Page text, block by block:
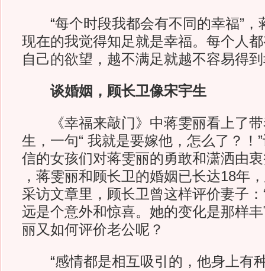
“每个时段我都会有不同的幸福”，
现在的我觉得知足就是幸福。每个人
自己的欲望，越不满足就越不容易得到
谈婚姻，顾长卫像宋宇生
《幸福来敲门》中蒋雯丽看上了带
生，一句“ 我就是要嫁他，怎么了？！
信的女孩们对蒋雯丽的勇敢和潇洒由
，蒋雯丽和顾长卫的婚姻已长达18年
采访文章里，顾长卫曾这样评价妻子
远是个意外和惊喜。她的变化是那样
丽又如何评价老公呢？
“感情都是相互吸引的，他身上有